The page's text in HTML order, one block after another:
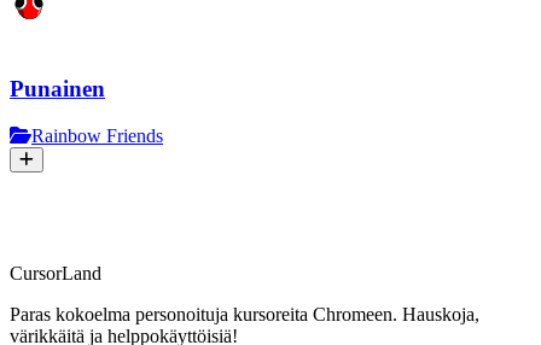
Punainen
Rainbow Friends
CursorLand
Paras kokoelma personoituja kursoreita Chromeen. Hauskoja,
värikkäitä ja helppokäyttöisiä!